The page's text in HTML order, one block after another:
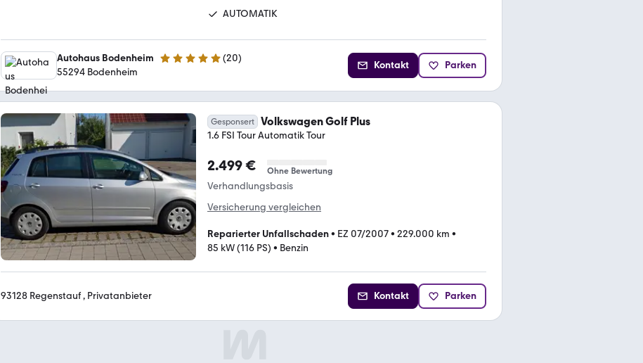
AUTOMATIK
Autohaus Bodenheim 4.9 Sterne (20)
55294 Bodenheim
Kontakt Parken
Gesponsert Volkswagen Golf Plus
1.6 FSI Tour Automatik Tour
2.499 € Ohne Bewertung
Verhandlungsbasis
Versicherung vergleichen
Reparierter Unfallschaden• EZ 07/2007• 229.000 km •
85 kW (116 PS) • Benzin
93128 Regenstauf , Privatanbieter Kontakt Parken